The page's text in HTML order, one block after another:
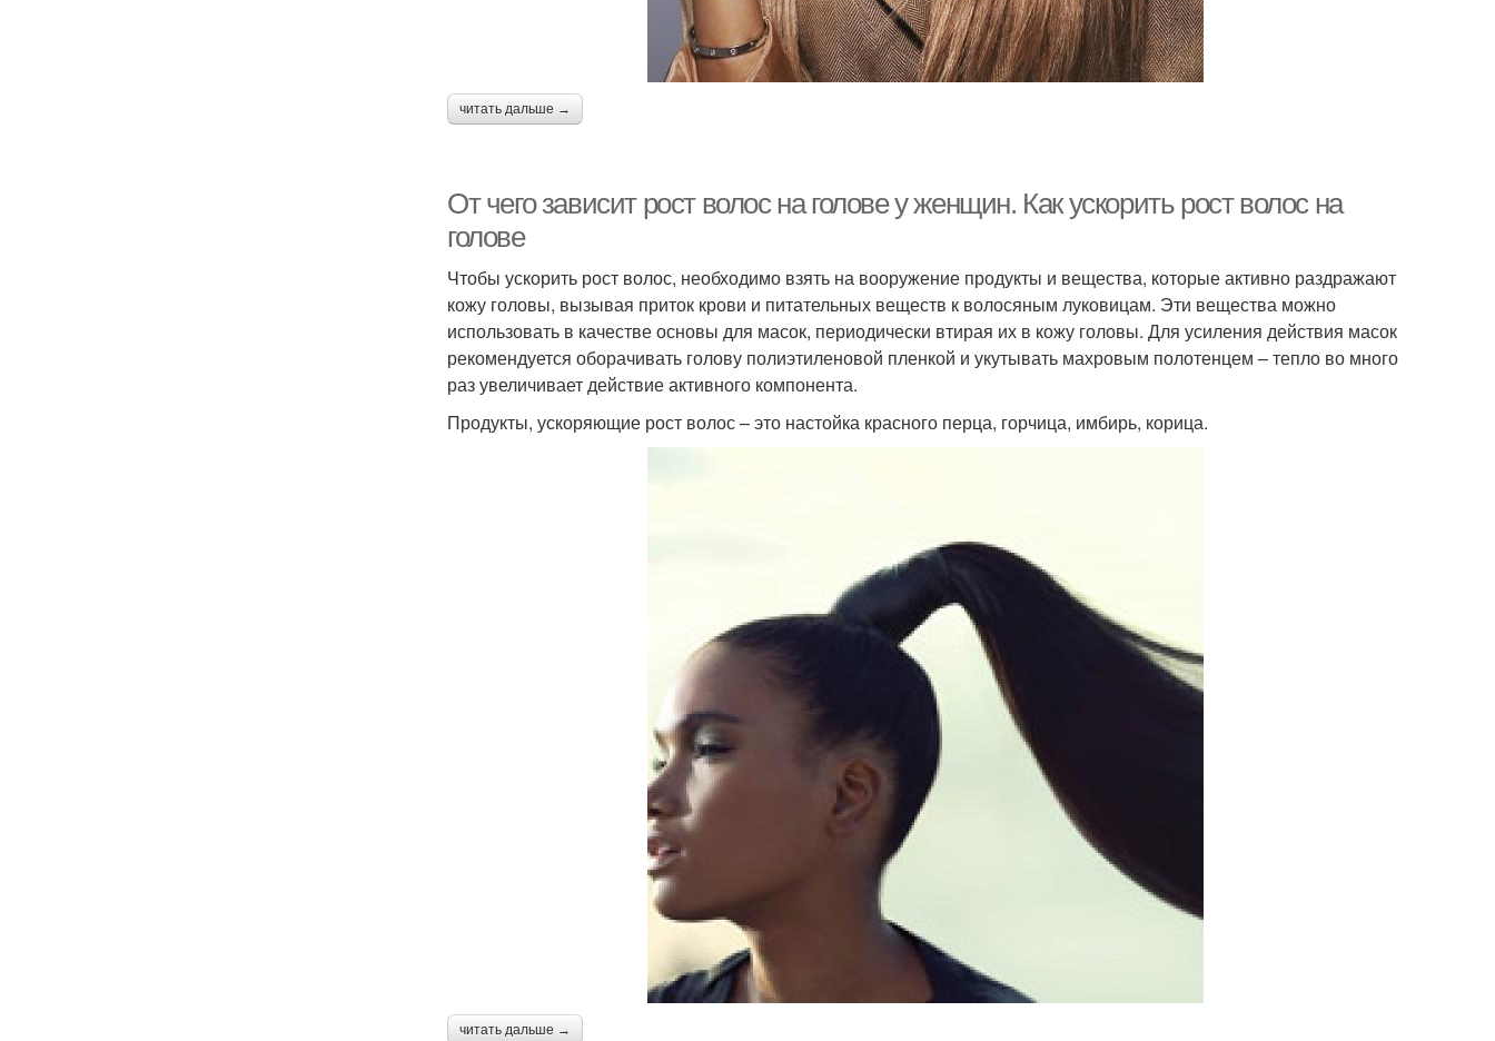
читать дальше →
От чего зависит рост волос на голове у женщин. Как ускорить рост волос на
голове
Чтобы ускорить рост волос, необходимо взять на вооружение продукты и вещества, которые активно раздражают
кожу головы, вызывая приток крови и питательных веществ к волосяным луковицам. Эти вещества можно
использовать в качестве основы для масок, периодически втирая их в кожу головы. Для усиления действия масок
рекомендуется оборачивать голову полиэтиленовой пленкой и укутывать махровым полотенцем – тепло во много
раз увеличивает действие активного компонента.
Продукты, ускоряющие рост волос – это настойка красного перца, горчица, имбирь, корица.
читать дальше →